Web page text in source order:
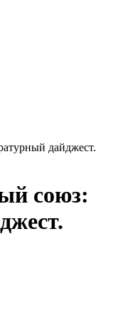
дайджест.
союз: